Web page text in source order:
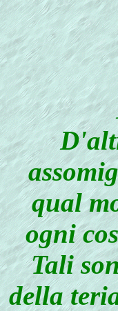
qual
ogni
Tali
della